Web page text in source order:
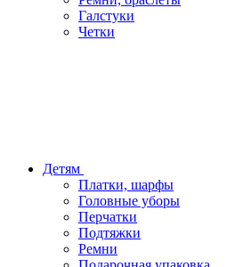
Галстуки
Четки
Детям
Платки, шарфы
Головные уборы
Перчатки
Подтяжки
Ремни